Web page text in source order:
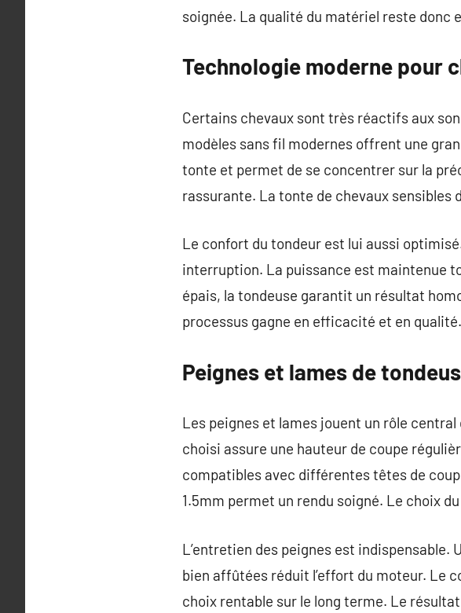
soignée. La qualité du matériel reste donc
Technologie moderne pour
Certains chevaux sont très réactifs aux
modèles sans fil modernes offrent une
tonte et permet de se concentrer sur la
rassurante. La tonte de chevaux sensibles
Le confort du tondeur est lui aussi
interruption. La puissance est maintenue
épais, la tondeuse garantit un résultat
processus gagne en efficacité et en qualité.
Peignes et lames de
Les peignes et lames jouent un rôle
choisi assure une hauteur de coupe
compatibles avec différentes têtes de
1.5mm permet un rendu soigné. Le choix
L’entretien des peignes est
bien affûtées réduit l’effort du moteur. Le
choix rentable sur le long terme. Le